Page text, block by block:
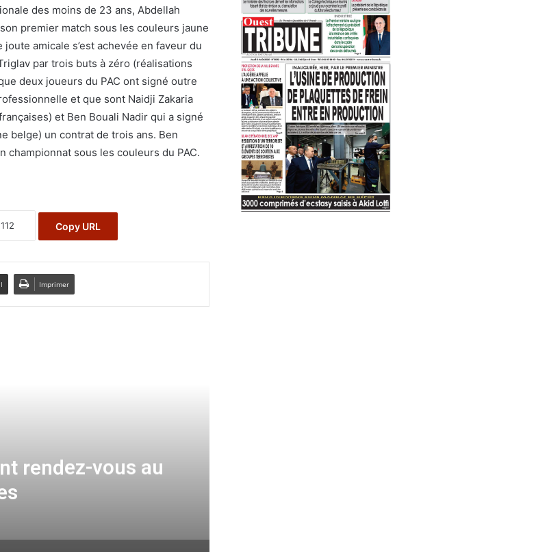
des moins de 23 ans, Abdellah
premier match sous les couleurs jaune
amicale s’est achevée en faveur du
par trois buts à zéro (réalisations
deux joueurs du PAC ont signé outre
et que sont Naidji Zakaria
et Ben Bouali Nadir qui a signé
belge) un contrat de trois ans. Ben
championnat sous les couleurs du PAC.
Copy URL
Imprimer
Ittihad Djeddah et
d’Aouar